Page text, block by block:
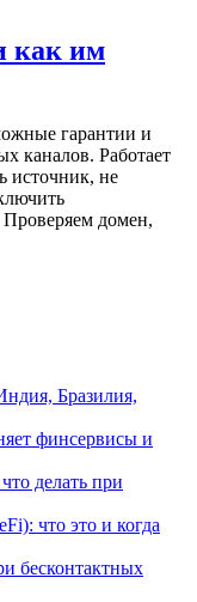
как им
гарантии и
каналов. Работает
источник, не
домен,
Бразилия,
финсервисы и
делать при
что это и когда
бесконтактных